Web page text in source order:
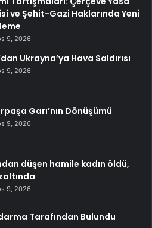
ve Şehit-Gazi Haklarında Yeni
9, 2026
Ukrayna’ya Hava Saldırısı
9, 2026
Garı’nın Dönüşümü
9, 2026
düşen hamile kadın öldü,
9, 2026
Tarafından Bulundu